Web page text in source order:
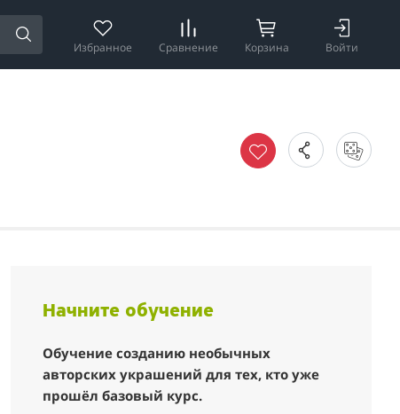
Избранное Сравнение Корзина Войти
Начните обучение
Обучение созданию необычных
авторских украшений для тех, кто уже
прошёл базовый курс.